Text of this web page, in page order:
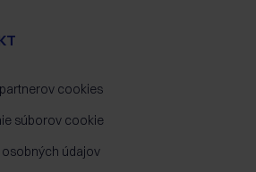
cookies
súborov cookie
údajov